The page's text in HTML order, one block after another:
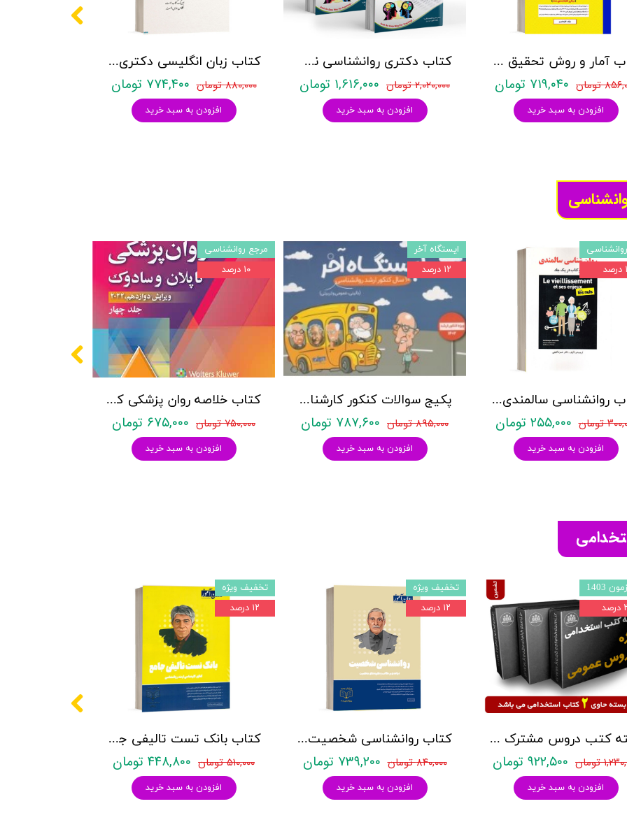
کتاب زبان انگلیسی دکتری زیر ذره بین هادی جهانشاهی
۸۸۰,۰۰۰ تومان ۷۷۴,۴۰۰ تومان
افزودن به سبد خرید
کتاب دکتری روانشناسی نشر آراه - دو جلدی
۲,۰۲۰,۰۰۰ تومان ۱,۶۱۶,۰۰۰ تومان
افزودن به سبد خرید
کتاب آمار و روش تحقیق مدرسان شریف
تومان ۷۱۹,۰۴۰ تومان
افزودن به سبد خرید
کتاب خلاصه روان پزشکی کاپلان و سادوک ویراست دوازدهم 2022 - جلد4- بنجامین جیمز سادوک ، ویرجینیا آلکوت سادوک ، پدرو روئیز - نشر ارجمند
۷۵۰,۰۰۰ تومان ۶۷۵,۰۰۰ تومان
افزودن به سبد خرید
مرجع روانشناسی
۱۰ درصد
پکیج سوالات کنکور کارشناسی ارشد روانشناسی (بالینی، عمومی و تربیتی) با پاسخنامه تشریحی روان آموز
۸۹۵,۰۰۰ تومان ۷۸۷,۶۰۰ تومان
افزودن به سبد خرید
ایستگاه آخر
۱۲ درصد
کتاب روانشناسی سالمندی - (2 كتاب در 1 جلد) - حمزه گنجی - نشر ساوالان
تومان ۲۵۵,۰۰۰ تومان
افزودن به سبد خرید
کتاب بانک تست تالیفی جامع روان آموز
۵۱۰,۰۰۰ تومان ۴۴۸,۸۰۰ تومان
افزودن به سبد خرید
تخفیف ویژه
۱۲ درصد
کتاب روانشناسی شخصیت نشر روان آموز زهرا ساعدی
۸۴۰,۰۰۰ تومان ۷۳۹,۲۰۰ تومان
افزودن به سبد خرید
تخفیف ویژه
۱۲ درصد
بسته کتب دروس مشترک عمومی اختصاصی آزمون استخدامی آموزش و پرورش نشر چهارخونه
تومان ۹۲۲,۵۰۰ تومان
افزودن به سبد خرید
1403